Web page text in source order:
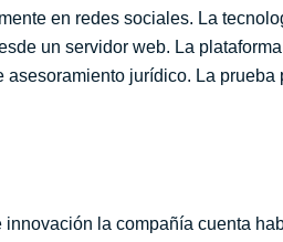
en redes sociales. La
un servidor web. La
jurídico. La
la compañía cuenta